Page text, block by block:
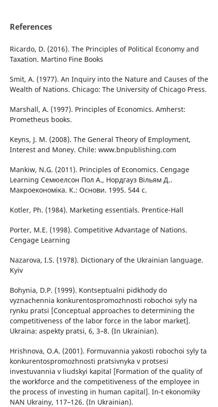
References
Ricardo, D. (2016). The Principles of Political Economy and
Taxation. Martino Fine Books
Smit, A. (1977). An Inquiry into the Nature and Causes of the
Wealth of Nations. Chicago: The University of Chicago Press.
Marshall, A. (1997). Principles of Economics. Amherst:
Prometheus books.
Keyns, J. M. (2008). The General Theory of Employment,
Interest and Money. Chile: www.bnpublishing.com
Mankiw, N.G. (2011). Principles of Economics. Cengage
Learning Семюелсон Пол А., Нордгауз Вільям Д..
Макроекономіка. К.: Основи. 1995. 544 с.
Kotler, Ph. (1984). Marketing essentials. Prentice-Hall
Porter, M.E. (1998). Competitive Advantage of Nations.
Cengage Learning
Nazarova, I.S. (1978). Dictionary of the Ukrainian language.
Kyiv
Bohynia, D.P. (1999). Kontseptualni pidkhody do
vyznachennia konkurentospromozhnosti robochoi syly na
rynku pratsi [Conceptual approaches to determining the
competitiveness of the labor force in the labor market].
Ukraina: aspekty pratsi, 6, 3–8. (In Ukrainian).
Hrishnova, O.A. (2001). Formuvannia yakosti robochoi syly ta
konkurentospromozhnosti pratsivnyka v protsesi
investuvannia v liudskyi kapital [Formation of the quality of
the workforce and the competitiveness of the employee in
the process of investing in human capital]. In-t ekonomiky
NAN Ukrainy, 117–126. (In Ukrainian).